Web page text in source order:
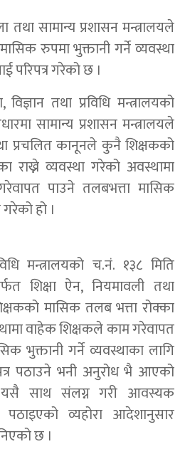
तथा सामान्य प्रशासन मन्त्रालयले
रुपमा भुक्तानी गर्ने व्यवस्था
परिपत्र गरेको छ ।
तथा प्रविधि मन्त्रालयको
सामान्य प्रशासन मन्त्रालयले
प्रचलित कानूनले कुनै शिक्षकको
राख्ने व्यवस्था गरेको अवस्थामा
पाउने तलबभत्ता मासिक
हो ।
मन्त्रालयको च.नं. १३८ मिति
शिक्षा ऐन, नियमावली तथा
मासिक तलब भत्ता रोक्का
वाहेक शिक्षकले काम गरेवापत
भुक्तानी गर्ने व्यवस्थाका लागि
पठाउने भनी अनुरोध भै आएको
यसै साथ संलग्न गरी आवस्यक
पठाइएको व्यहोरा आदेशानुसार
छ ।